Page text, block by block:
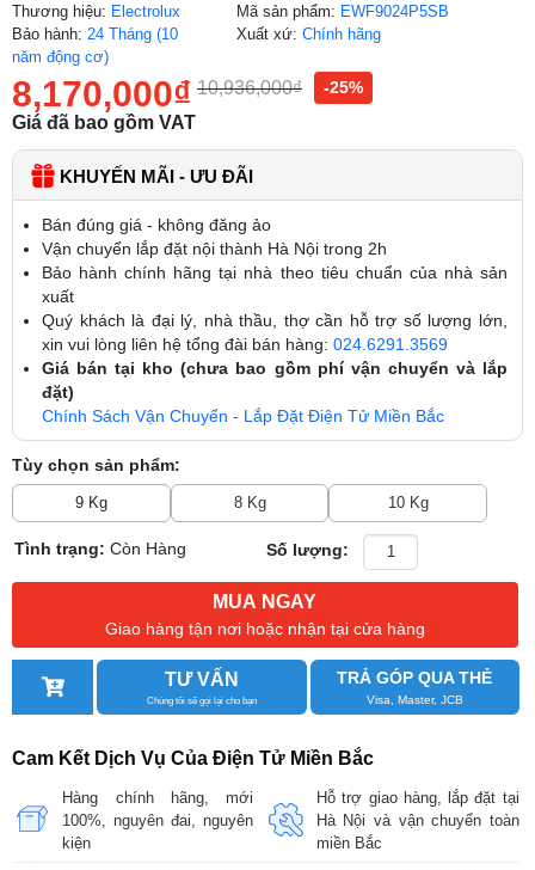
Thương hiệu: Electrolux
Bảo hành: 24 Tháng (10
năm động cơ)
Mã sản phẩm: EWF9024P5SB
Xuất xứ:Chính hãng
8,170,000₫ 10,936,000₫ -25%
Giá đã bao gồm VAT
KHUYẾN MÃI - ƯU ĐÃI
Bán đúng giá - không đăng ảo
Vận chuyển lắp đặt nội thành Hà Nội trong 2h
Bảo hành chính hãng tại nhà theo tiêu chuẩn của nhà sản
xuất
Quý khách là đại lý, nhà thầu, thợ cần hỗ trợ số lượng lớn,
xin vui lòng liên hệ tổng đài bán hàng: 024.6291.3569
Giá bán tại kho (chưa bao gồm phí vận chuyển và lắp
đặt)
Chính Sách Vận Chuyển - Lắp Đặt Điện Tử Miền Bắc
Tùy chọn sản phẩm:
9 Kg 8 Kg 10 Kg
Tình trạng:Còn Hàng Số lượng:
MUA NGAY
Giao hàng tận nơi hoặc nhận tại cửa hàng
TƯ VẤN
Chúng tôi sẽ gọi lại cho bạn
TRẢ GÓP QUA THẺ
Visa, Master, JCB
Cam Kết Dịch Vụ Của Điện Tử Miền Bắc
Hàng chính hãng, mới
100%, nguyên đai, nguyên
kiện
Hỗ trợ giao hàng, lắp đặt tại
Hà Nội và vận chuyển toàn
miền Bắc